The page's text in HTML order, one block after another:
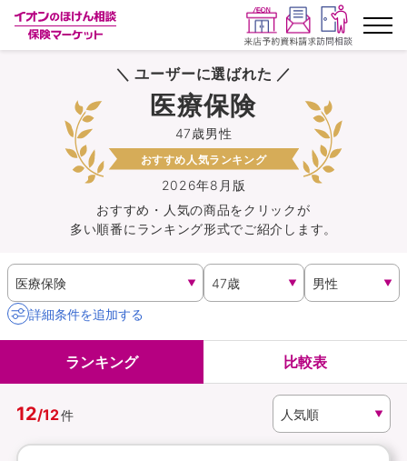
ランキングから探す
保険を比較する
保険会社から探す
イオンカード会員さま専用保険
キャンペーン一覧
イオングループ従業員さま向け
＼ ユーザーに選ばれた ／
2026年8月版
47歳男性
医療保険
おすすめ人気ランキング
おすすめ・人気の商品をクリックが
多い順番にランキング形式でご紹介します。
詳細条件を追加する
ランキング 比較表
12/12件